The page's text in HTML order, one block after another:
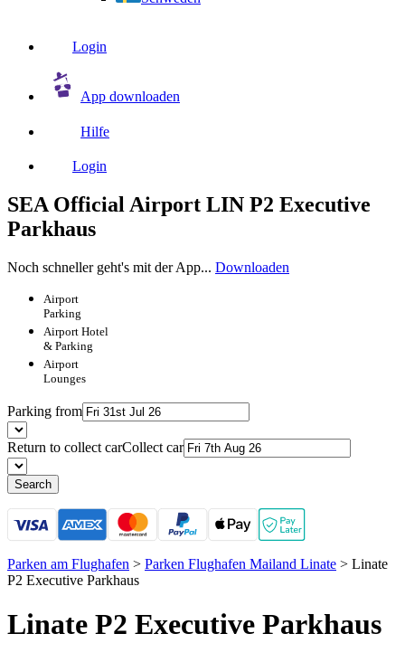
Login
App downloaden
Hilfe
Login
SEA Official Airport LIN P2 Executive
Parkhaus
Noch schneller geht's mit der App... Downloaden
Airport
Parking
Airport Hotel
& Parking
Airport
Lounges
Parking from
Return to collect carCollect car
Search
Parken am Flughafen > Parken Flughafen Mailand Linate > Linate
P2 Executive Parkhaus
Linate P2 Executive Parkhaus